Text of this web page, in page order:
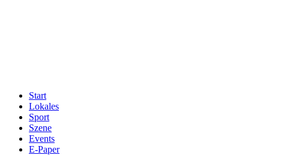
Start
Lokales
Sport
Szene
Events
E-Paper